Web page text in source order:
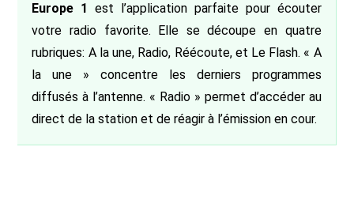
Europe 1 est l’application parfaite pour écouter
votre radio favorite. Elle se découpe en quatre
rubriques: A la une, Radio, Réécoute, et Le Flash. « A
la une » concentre les derniers programmes
diffusés à l’antenne. « Radio » permet d’accéder au
direct de la station et de réagir à l’émission en cour.